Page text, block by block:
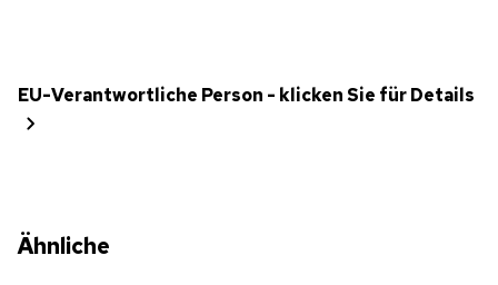
EU-Verantwortliche Person - klicken Sie für Details
Ähnliche